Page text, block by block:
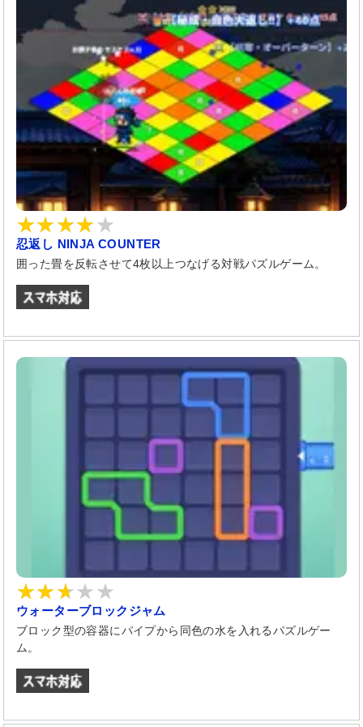
忍返し NINJA COUNTER
囲った畳を反転させて4枚以上つなげる対戦パズルゲーム。
ウォーターブロックジャム
ブロック型の容器にパイプから同色の水を入れるパズルゲー
ム。